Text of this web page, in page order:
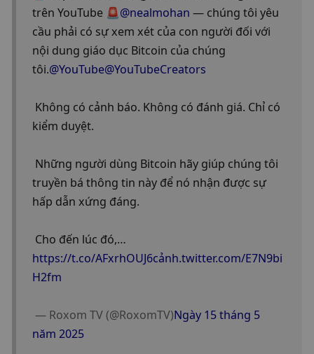
trên YouTube 🚨@nealmohan — chúng tôi yêu
cầu phải có sự xem xét của con người đối với
nội dung giáo dục Bitcoin của chúng
tôi.@YouTube@YouTubeCreators
kiểm duyệt.
truyền bá thông tin này để nó nhận được sự
hấp dẫn xứng đáng.
Cho đến lúc đó,…
https://t.co/AFxrhOUJ6cảnh.twitter.com/E7N9bi
H2fm
— Roxom TV (@RoxomTV)Ngày 15 tháng 5
năm 2025